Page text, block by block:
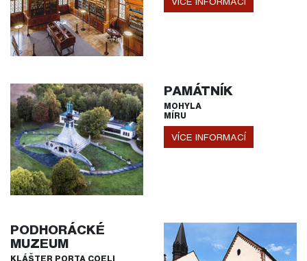
PAMÁTNÍK
MOHYLA
MÍRU
VÍCE INFORMACÍ
PODHORÁCKÉ
MUZEUM
KLÁŠTER PORTA COELI